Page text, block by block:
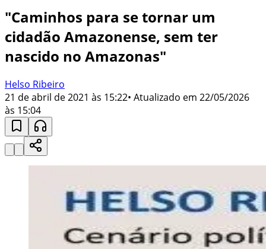
"Caminhos para se tornar um
cidadão Amazonense, sem ter
nascido no Amazonas"
Helso Ribeiro
21 de abril de 2021 às 15:22• Atualizado em 22/05/2026
às 15:04